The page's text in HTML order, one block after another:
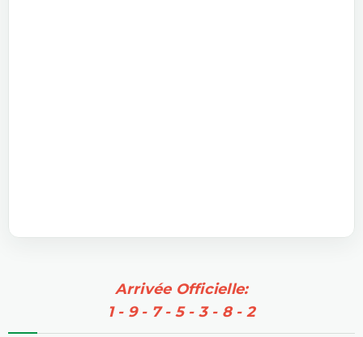
Arrivée Officielle:
1 - 9 - 7 - 5 - 3 - 8 - 2